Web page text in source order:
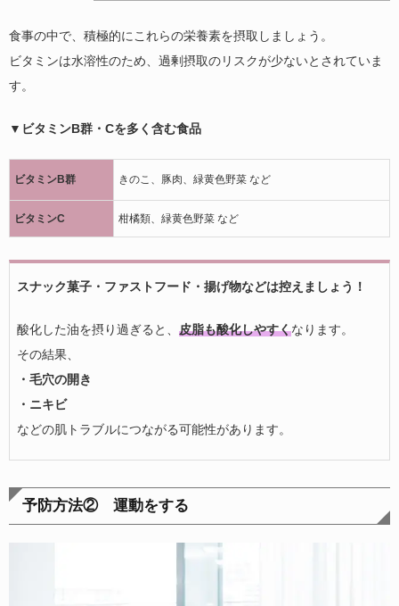
食事の中で、積極的にこれらの栄養素を摂取しましょう。
ビタミンは水溶性のため、過剰摂取のリスクが少ないとされていま
す。
▼ビタミンB群・Cを多く含む食品
ビタミンB群 きのこ、豚肉、緑黄色野菜 など
ビタミンC 柑橘類、緑黄色野菜 など
スナック菓子・ファストフード・揚げ物などは控えましょう！
酸化した油を摂り過ぎると、 皮脂も酸化しやすくなります。
その結果、
・毛穴の開き
・ニキビ
などの肌トラブルにつながる可能性があります。
予防方法② 運動をする